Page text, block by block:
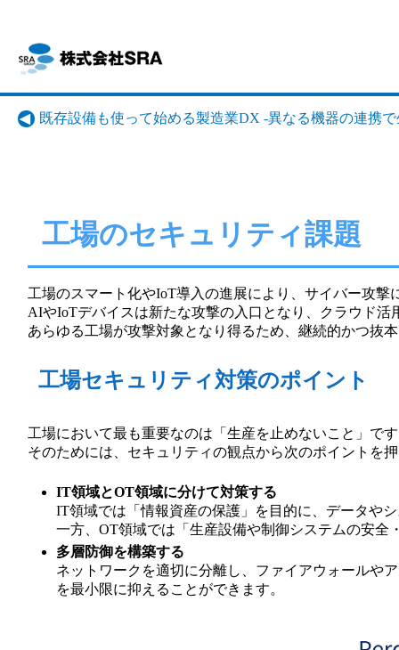
既存設備も使って始める製造業DX -異なる機器の連携
工場のセキュリティ課題
工場のスマート化やIoT導入の進展により、サイバー攻
AIやIoTデバイスは新たな攻撃の入口となり、クラウド
あらゆる工場が攻撃対象となり得るため、継続的かつ抜
工場セキュリティ対策のポイント
工場において最も重要なのは「生産を止めないこと」で
そのためには、セキュリティの観点から次のポイントを
IT領域とOT領域に分けて対策する
IT領域では「情報資産の保護」を目的に、データや
一方、OT領域では「生産設備や制御システムの安
多層防御を構築する
ネットワークを適切に分離し、ファイアウォールや
を最小限に抑えることができます。